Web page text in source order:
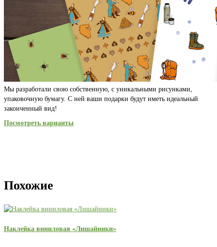
Мы разработали свою собственную, с уникальными рисунками,
упаковочную бумагу. С ней ваши подарки будут иметь идеальный
законченный вид!
Посмотреть варианты
Похожие
Наклейка виниловая «Лишайники»